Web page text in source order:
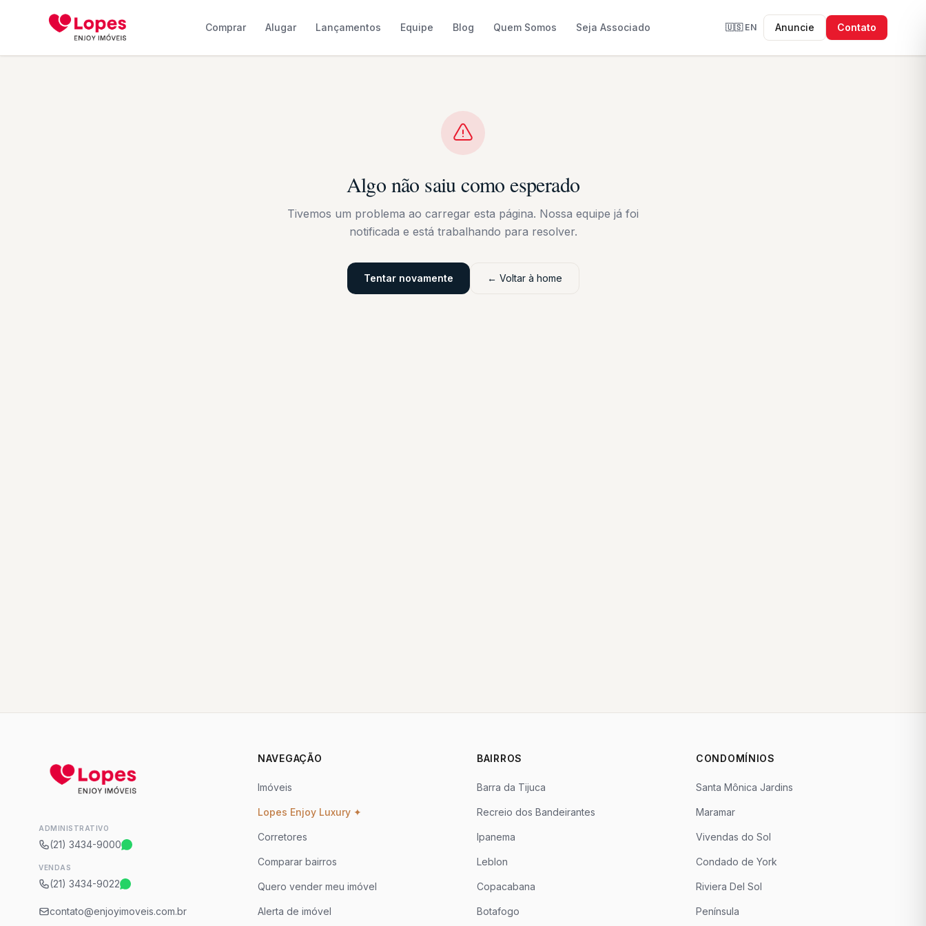
Comprar Alugar Lançamentos Equipe Blog Quem Somos Seja Associado 🇺🇸 EN Anuncie Contato
Algo não saiu como esperado
Tivemos um problema ao carregar esta página. Nossa equipe já foi
notificada e está trabalhando para resolver.
Tentar novamente ← Voltar à home
ADMINISTRATIVO
(21) 3434-9000
VENDAS
(21) 3434-9022
contato@enjoyimoveis.com.br
NAVEGAÇÃO
Imóveis
Lopes Enjoy Luxury ✦
Corretores
Comparar bairros
Quero vender meu imóvel
Alerta de imóvel
BAIRROS
Barra da Tijuca
Recreio dos Bandeirantes
Ipanema
Leblon
Copacabana
Botafogo
CONDOMÍNIOS
Santa Mônica Jardins
Maramar
Vivendas do Sol
Condado de York
Riviera Del Sol
Península